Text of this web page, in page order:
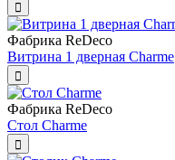
Фабрика ReDeco
Витрина 1 дверная Charme
Фабрика ReDeco
Стол Charme